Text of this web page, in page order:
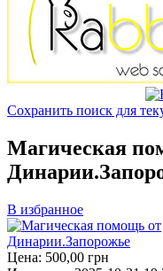
Сохранить поиск для
Магическая
В избранное
Цена: 500,00 грн